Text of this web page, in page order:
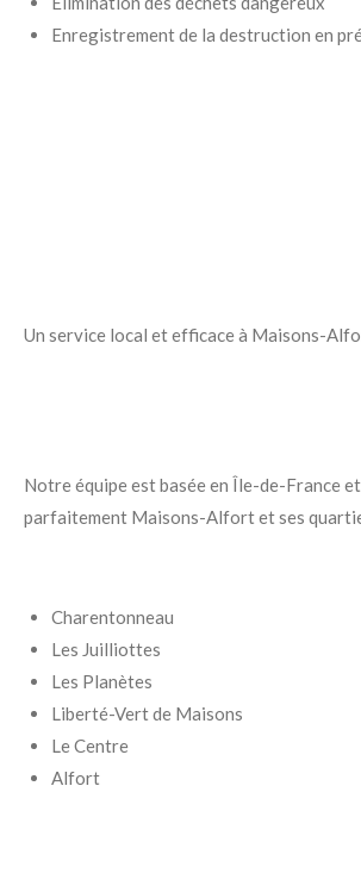
Enregistrement de la destruction en
Un service local et efficace à Maisons-
Notre équipe est basée en Île-de-France
parfaitement Maisons-Alfort et ses
Charentonneau
Les Juilliottes
Les Planètes
Liberté-Vert de Maisons
Le Centre
Alfort